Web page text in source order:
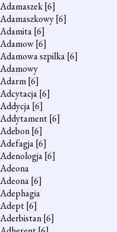
Adamaszek[6]
Adamaszkowy[6]
Adamita[6]
Adamow[6]
Adamowa szpilka[6]
Adamowy
Adarm[6]
Adcytacja[6]
Addycja[6]
Addytament[6]
Adebon[6]
Adefagja[6]
Adenologja[6]
Adeona
Adeona[6]
Adephagia
Adept[6]
Aderbistan[6]